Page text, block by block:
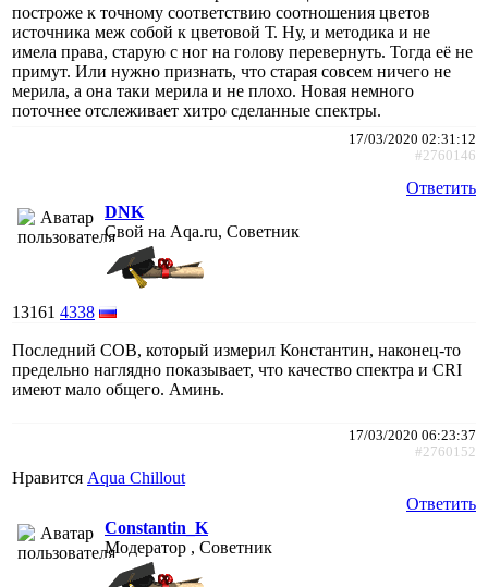
построже к точному соответствию соотношения цветов
источника меж собой к цветовой Т. Ну, и методика и не
имела права, старую с ног на голову перевернуть. Тогда её не
примут. Или нужно признать, что старая совсем ничего не
мерила, а она таки мерила и не плохо. Новая немного
поточнее отслеживает хитро сделанные спектры.
17/03/2020 02:31:12
#2760146
Ответить
DNK
Свой на Aqa.ru, Советник
13161 4338
Последний СОВ, который измерил Константин, наконец-то
предельно наглядно показывает, что качество спектра и CRI
имеют мало общего. Аминь.
17/03/2020 06:23:37
#2760152
Нравится Aqua Chillout
Ответить
Constantin_K
Модератор , Советник